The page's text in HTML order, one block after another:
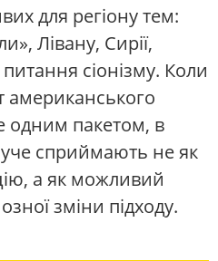
для регіону тем:
Лівану, Сирії,
питання сіонізму. Коли
американського
одним пакетом, в
сприймають не як
а як можливий
зміни підходу.